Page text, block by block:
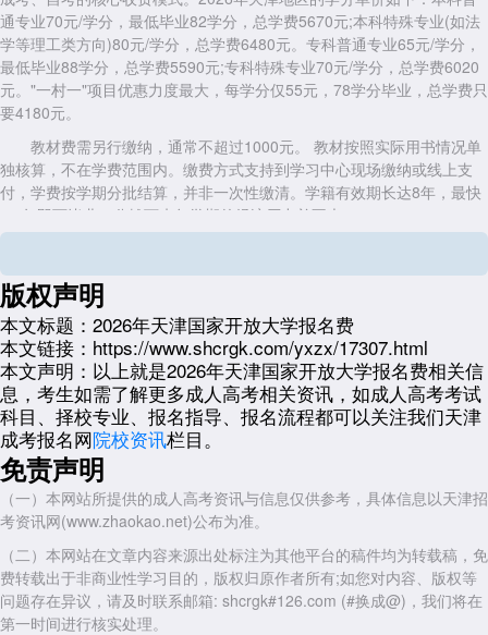
通专业70元/学分，最低毕业82学分，总学费5670元;本科特殊专业(如法
学等理工类方向)80元/学分，总学费6480元。专科普通专业65元/学分，
最低毕业88学分，总学费5590元;专科特殊专业70元/学分，总学费6020
元。"一村一"项目优惠力度最大，每学分仅55元，78学分毕业，总学费只
要4180元。
教材费需另行缴纳，通常不超过1000元。 教材按照实际用书情况单
独核算，不在学费范围内。缴费方式支持到学习中心现场缴纳或线上支
付，学费按学期分批结算，并非一次性缴清。学籍有效期长达8年，最快
2.5年即可毕业，分摊下来每学期的经济压力并不大。
用学习、考试包过、交钱就能拿证"都是虚假宣传。超过5670元(本科)或
5590元(专科)的收费标准，属于乱收费或欺诈行为。咨询电话为400-
072-1958，报名务必到天津开放大学公示的学习中心直接办理。
2026年 天津国家开放大学报名费加学费，总共预算在5700至6500元
区间，比成人高考和自考的总支出更可控。130元报名费锁定名额，学分
制学费减轻一次性支付压力，这套收费逻辑对在职考生相当友好。具体收
费以天津开放大学官方最新公告为准。
展开全文
版权声明
本文标题： 2026年天津国家开放大学报名费
本文链接： https://www.shcrgk.com/yxzx/17307.html
本文声明： 以上就是2026年天津国家开放大学报名费相关信
息，考生如需了解更多成人高考相关资讯，如成人高考考试
科目、择校专业、报名指导、报名流程都可以关注我们天津
成考报名网院校资讯栏目。
免责声明
（一）本网站所提供的成人高考资讯与信息仅供参考，具体信息以天津招
考资讯网(www.zhaokao.net)公布为准。
（二）本网站在文章内容来源出处标注为其他平台的稿件均为转载稿，免
费转载出于非商业性学习目的，版权归原作者所有;如您对内容、版权等
问题存在异议，请及时联系邮箱: shcrgk#126.com (#换成@)，我们将在
第一时间进行核实处理。